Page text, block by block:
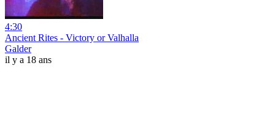
4:30
Ancient Rites - Victory or Valhalla
Galder
il y a 18 ans